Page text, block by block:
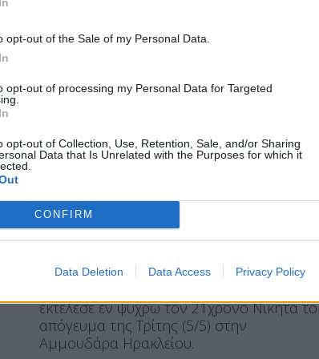
opt-out of the Sale of my Personal Data.
opt-out of processing my Personal Data for Targeted
opt-out of Collection, Use, Retention, Sale, and/or Sharing
Data that Is Unrelated with the Purposes for which it
CONFIRM
Data Deletion Data Access Privacy Policy
Δολοφονία Κρήτη: Ποινική
ήρεμη ψυχική κατάσταση
Η Συντακτική ομάδα του Libre
Βαρύ κατηγορητήριο αντιμετωπίζει ο
εκτέλεσε εν ψυχρώ τον 21χρονο Νικήτα το
απόγευμα της Τρίτης (5/5) στην
Αμμουδάρα Ηρακλείου.